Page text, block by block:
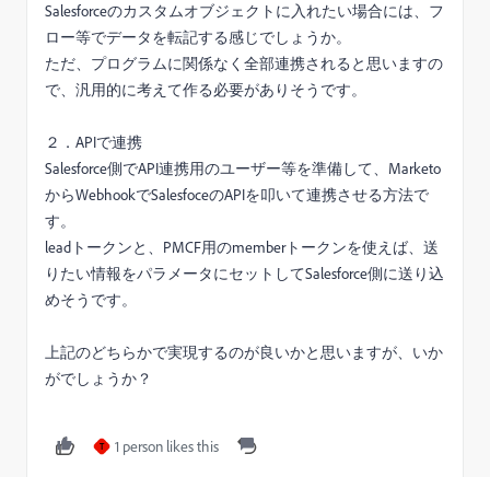
Salesforceのカスタムオブジェクトに入れたい場合には、フ
ロー等でデータを転記する感じでしょうか。
ただ、プログラムに関係なく全部連携されると思いますの
で、汎用的に考えて作る必要がありそうです。
２．APIで連携
Salesforce側でAPI連携用のユーザー等を準備して、Marketo
からWebhookでSalesfoceのAPIを叩いて連携させる方法で
す。
leadトークンと、PMCF用のmemberトークンを使えば、送
りたい情報をパラメータにセットしてSalesforce側に送り込
めそうです。
上記のどちらかで実現するのが良いかと思いますが、いか
がでしょうか？
T 1 person likes this